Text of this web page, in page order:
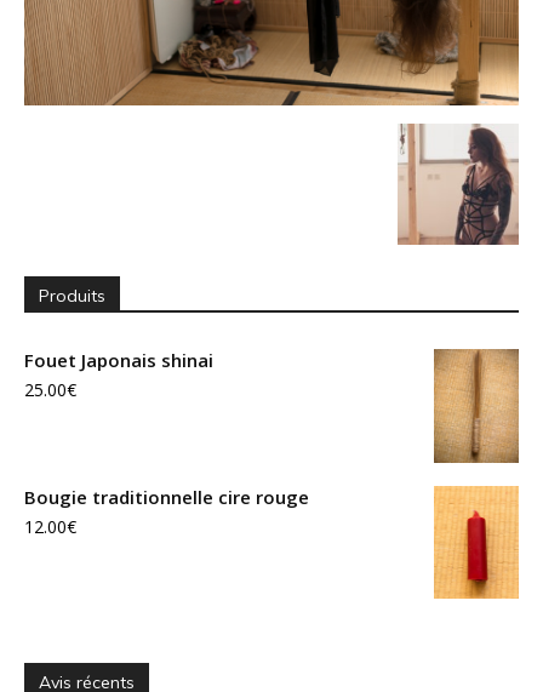
Produits
Fouet Japonais shinai
25.00€
Bougie traditionnelle cire rouge
12.00€
Avis récents